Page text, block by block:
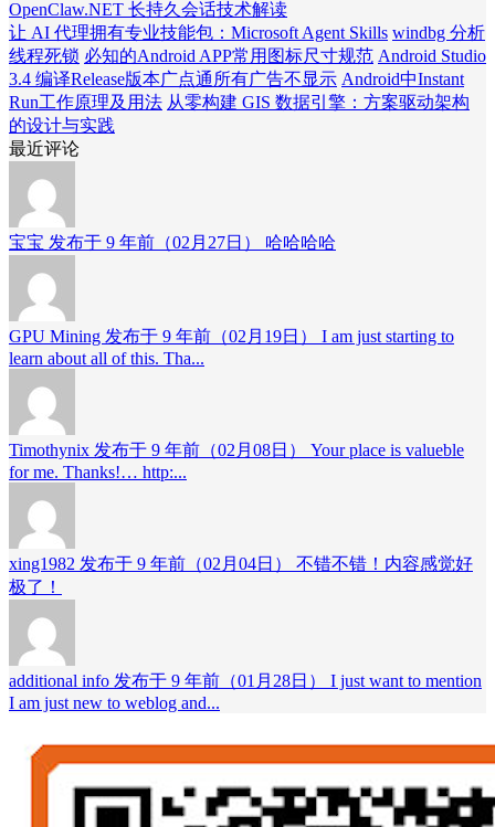
OpenClaw.NET 长持久会话技术解读
让 AI 代理拥有专业技能包：Microsoft Agent Skills windbg 分析
线程死锁 必知的Android APP常用图标尺寸规范 Android Studio
3.4 编译Release版本广点通所有广告不显示 Android中Instant
Run工作原理及用法 从零构建 GIS 数据引擎：方案驱动架构
的设计与实践
最近评论
宝宝 发布于 9 年前（02月27日） 哈哈哈哈
GPU Mining 发布于 9 年前（02月19日）
I am just starting to
learn about all of this. Tha...
Timothynix 发布于 9 年前（02月08日）
Your place is valueble
for me. Thanks!… http:...
xing1982 发布于 9 年前（02月04日）
不错不错！内容感觉好
极了！
additional info 发布于 9 年前（01月28日）
I just want to mention
I am just new to weblog and...